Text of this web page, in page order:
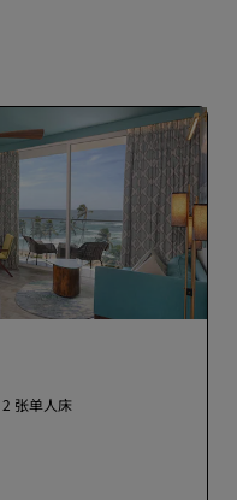
2 张单人床